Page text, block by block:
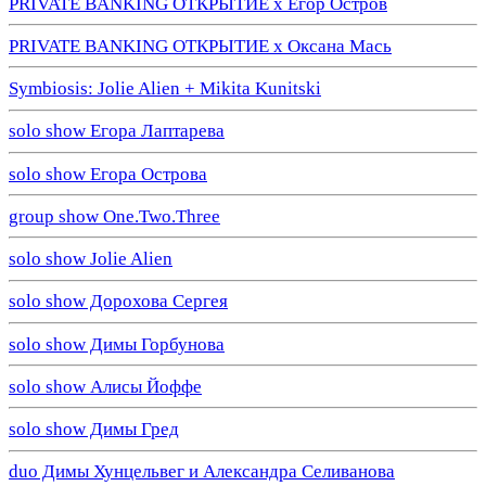
PRIVATE BANKING ОТКРЫТИЕ х Оксана Мась
Symbiosis: Jolie Alien + Mikita Kunitski
solo show Егора Лаптарева
solo show Егора Острова
group show One.Two.Three
solo show Jolie Alien
solo show Дорохова Сергея
solo show Димы Горбунова
solo show Алисы Йоффе
solo show Димы Гред
duo Димы Хунцельвег и Александра Селиванова